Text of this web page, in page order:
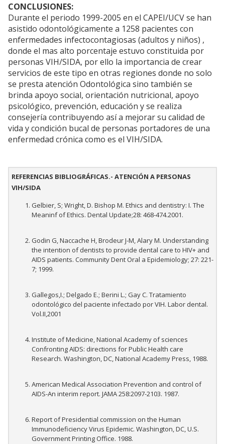
CONCLUSIONES:
Durante el periodo 1999-2005 en el CAPEI/UCV se han
asistido odontológicamente a 1258 pacientes con
enfermedades infectocontagiosas (adultos y niños) ,
donde el mas alto porcentaje estuvo constituida por
personas VIH/SIDA, por ello la importancia de crear
servicios de este tipo en otras regiones donde no solo
se presta atención Odontológica sino también se
brinda apoyo social, orientación nutricional, apoyo
psicológico, prevención, educación y se realiza
consejería contribuyendo así a mejorar su calidad de
vida y condición bucal de personas portadores de una
enfermedad crónica como es el VIH/SIDA.
REFERENCIAS BIBLIOGRÁFICAS.- ATENCIÓN A PERSONAS
VIH/SIDA
Gelbier, S; Wright, D. Bishop M. Ethics and dentistry: I. The
Meaninf of Ethics. Dental Update;28: 468-474.2001.
Godin G, Naccache H, Brodeur J-M, Alary M. Understanding
the intention of dentists to provide dental care to HIV+ and
AIDS patients. Community Dent Oral a Epidemiology; 27: 221-
7; 1999.
Gallegos,I.; Delgado E.; Berini L.; Gay C. Tratamiento
odontológico del paciente infectado por VIH. Labor dental.
Vol.II,2001
Institute of Medicine, National Academy of sciences
Confronting AIDS: directions for Public Health care
Research. Washington, DC, National Academy Press, 1988.
American Medical Association Prevention and control of
AIDS-An interim report. JAMA 258:2097-2103. 1987.
Report of Presidential commission on the Human
Immunodeficiency Virus Epidemic. Washington, DC, U.S.
Government Printing Office. 1988.